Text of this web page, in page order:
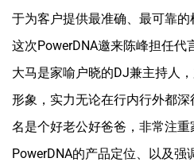
于为客户提供最准确、最可靠的
这次PowerDNA邀来陈峰担任代
大马是家喻户晓的DJ兼主持人
形象，实力无论在行内行外都
名是个好老公好爸爸，非常注
PowerDNA的产品定位、以及强